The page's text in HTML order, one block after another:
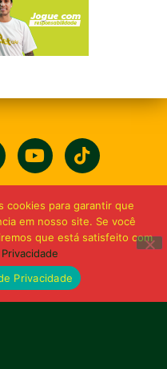
cookies para garantir que
em nosso site. Se você
que está satisfeito com
Privacidade